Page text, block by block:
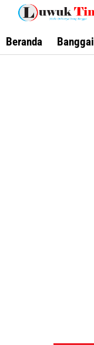
Lewati
konten
Beranda Banggai